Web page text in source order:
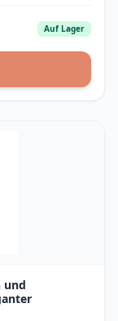
Auf Lager
und